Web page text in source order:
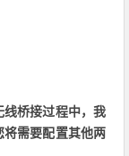
线桥接过程中，我
需要配置其他两